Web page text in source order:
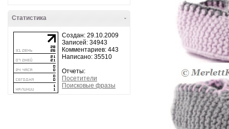
-
Статистика
Создан: 29.10.2009
Записей: 34943
Комментариев: 443
Написано: 35510
Отчеты:
Посетители
Поисковые фразы